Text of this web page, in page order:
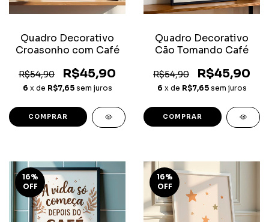
Quadro Decorativo
Croasonho com Café
R$54,90 R$45,90
6 x de R$7,65 sem juros
COMPRAR
Quadro Decorativo
Cão Tomando Café
R$54,90 R$45,90
6 x de R$7,65 sem juros
COMPRAR
16%
OFF
16%
OFF